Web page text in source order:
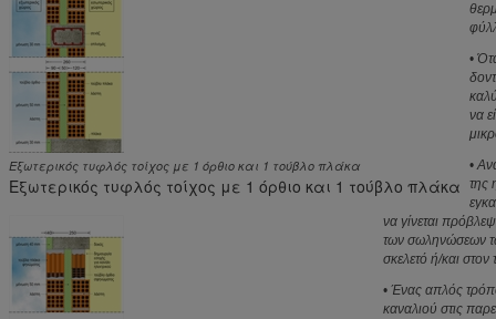
Εξωτερικός τυφλός τοίχος με 1 όρθιο και 1 τούβλο πλάκα
Εξωτερικός τυφλός τοίχος με 1 όρθιο και 1 τούβλο πλάκα
•
να
•
της
να γίνεται
των σωληνώσεων
σκελετό ή/και στον
• Ένας απλός
καναλιού στις